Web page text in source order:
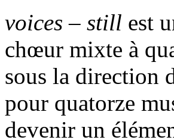
voices – still est
chœur mixte à
sous la direction
pour quatorze
devenir un